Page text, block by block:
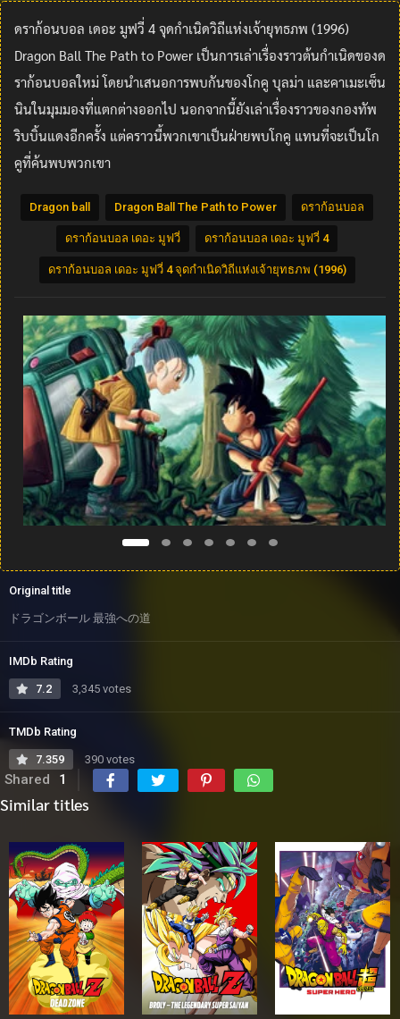
ดราก้อนบอล เดอะ มูฟวี่ 4 จุดกำเนิดวิถีแห่งเจ้ายุทธภพ (1996)
Dragon Ball The Path to Power เป็นการเล่าเรื่องราวต้นกำเนิดของด
ราก้อนบอลใหม่ โดยนำเสนอการพบกันของโกคู บุลม่า และคาเมะเซ็น
นินในมุมมองที่แตกต่างออกไป นอกจากนี้ยังเล่าเรื่องราวของกองทัพ
ริบบิ้นแดงอีกครั้ง แต่คราวนี้พวกเขาเป็นฝ่ายพบโกคู แทนที่จะเป็นโก
คูที่ค้นพบพวกเขา
Dragon ball Dragon Ball The Path to Power ดราก้อนบอล
ดราก้อนบอล เดอะ มูฟวี่ ดราก้อนบอล เดอะ มูฟวี่ 4
ดราก้อนบอล เดอะ มูฟวี่ 4 จุดกำเนิดวิถีแห่งเจ้ายุทธภพ (1996)
Original title
ドラゴンボール 最強への道
IMDb Rating
7.2 3,345 votes
TMDb Rating
7.359 390 votes
Shared 1
Similar titles